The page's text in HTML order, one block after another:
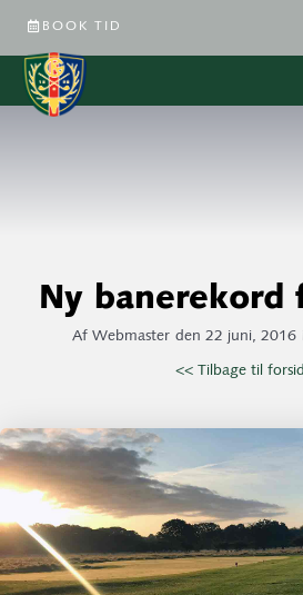
BOOK TID
Ny banerekord
AfWebmaster den 22 juni, 2016
<< Tilbage til